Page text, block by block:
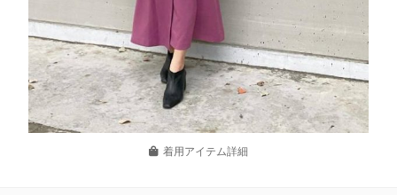
着用アイテム詳細